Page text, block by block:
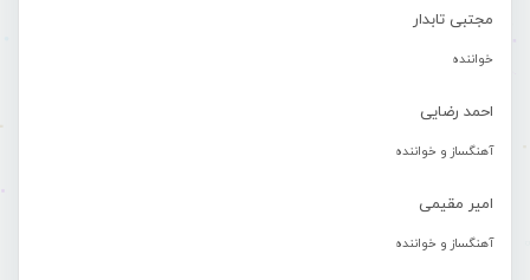
مجتبی تابدار
خواننده
احمد رضایی
آهنگساز و خواننده
امیر مقیمی
آهنگساز و خواننده